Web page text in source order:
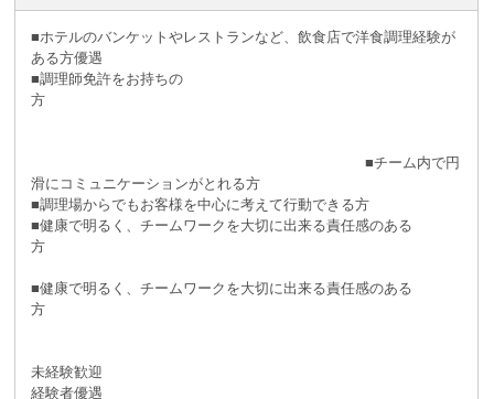
■ホテルのバンケットやレストランなど、飲食店で洋食調理経験が
ある方優遇
■調理師免許をお持ちの
方
■チーム内で円
滑にコミュニケーションがとれる方
■調理場からでもお客様を中心に考えて行動できる方
■健康で明るく、チームワークを大切に出来る責任感のある
方
■健康で明るく、チームワークを大切に出来る責任感のある
方
未経験歓迎
経験者優遇